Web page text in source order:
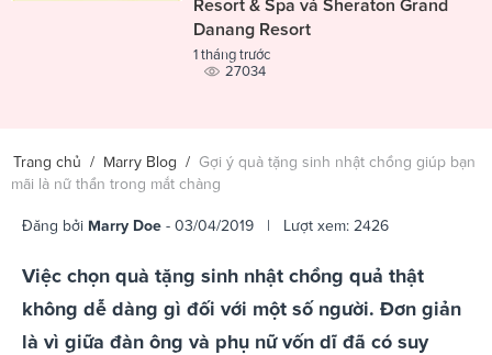
Resort & Spa và Sheraton Grand
Danang Resort
1 tháng trước
27034
Trang chủ / Marry Blog / Gợi ý quà tặng sinh nhật chồng giúp bạn
mãi là nữ thần trong mắt chàng
Đăng bởi Marry Doe - 03/04/2019 | Lượt xem: 2426
Việc chọn quà tặng sinh nhật chồng quả thật
không dễ dàng gì đối với một số người. Đơn giản
là vì giữa đàn ông và phụ nữ vốn dĩ đã có suy